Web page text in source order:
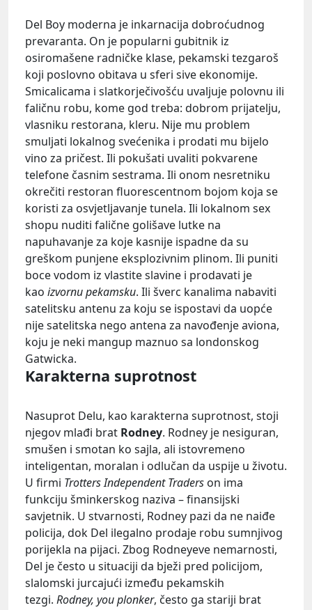
Del Boy moderna je inkarnacija dobroćudnog
prevaranta. On je popularni gubitnik iz
osiromašene radničke klase, pekamski tezgaroš
koji poslovno obitava u sferi sive ekonomije.
Smicalicama i slatkorječivošću uvaljuje polovnu ili
faličnu robu, kome god treba: dobrom prijatelju,
vlasniku restorana, kleru. Nije mu problem
smuljati lokalnog svećenika i prodati mu bijelo
vino za pričest. Ili pokušati uvaliti pokvarene
telefone časnim sestrama. Ili onom nesretniku
okrečiti restoran fluorescentnom bojom koja se
koristi za osvjetljavanje tunela. Ili lokalnom sex
shopu nuditi falične golišave lutke na
napuhavanje za koje kasnije ispadne da su
greškom punjene eksplozivnim plinom. Ili puniti
boce vodom iz vlastite slavine i prodavati je
kao izvornu pekamsku. Ili šverc kanalima nabaviti
satelitsku antenu za koju se ispostavi da uopće
nije satelitska nego antena za navođenje aviona,
koju je neki mangup maznuo sa londonskog
Gatwicka.
Karakterna suprotnost
Nasuprot Delu, kao karakterna suprotnost, stoji
njegov mlađi brat Rodney. Rodney je nesiguran,
smušen i smotan ko sajla, ali istovremeno
inteligentan, moralan i odlučan da uspije u životu.
U firmi Trotters Independent Traders on ima
funkciju šminkerskog naziva – finansijski
savjetnik. U stvarnosti, Rodney pazi da ne naiđe
policija, dok Del ilegalno prodaje robu sumnjivog
porijekla na pijaci. Zbog Rodneyeve nemarnosti,
Del je često u situaciji da bježi pred policijom,
slalomski jurcajući između pekamskih
tezgi. Rodney, you plonker, često ga stariji brat